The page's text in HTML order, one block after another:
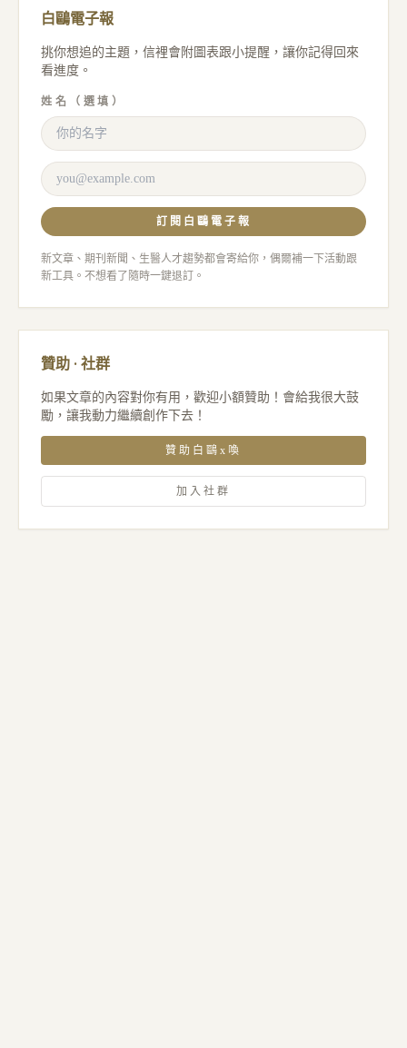
白鷗電子報
挑你想追的主題，信裡會附圖表跟小提醒，讓你記得回來
看進度。
姓名（選填）
訂閱白鷗電子報
新文章、期刊新聞、生醫人才趨勢都會寄給你，偶爾補一下活動跟
新工具。不想看了隨時一鍵退訂。
贊助 · 社群
如果文章的內容對你有用，歡迎小額贊助！會給我很大鼓
勵，讓我動力繼續創作下去！
贊助白鷗x喚
加入社群